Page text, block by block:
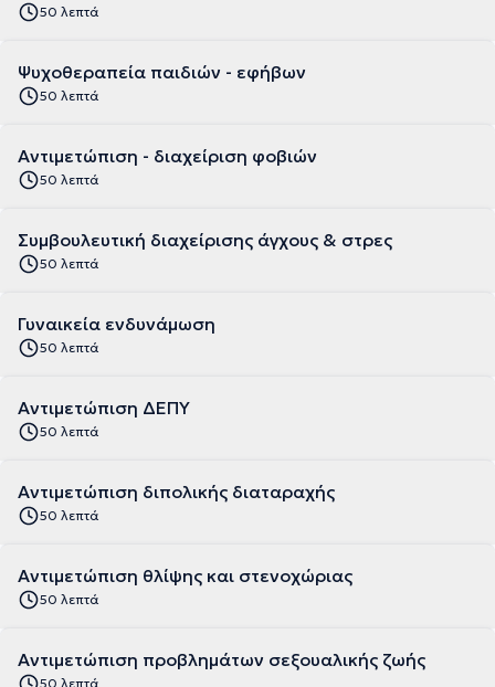
50 λεπτά
Ψυχοθεραπεία παιδιών - εφήβων
50 λεπτά
Αντιμετώπιση - διαχείριση φοβιών
50 λεπτά
Συμβουλευτική διαχείρισης άγχους & στρες
50 λεπτά
Γυναικεία ενδυνάμωση
50 λεπτά
Αντιμετώπιση ΔΕΠΥ
50 λεπτά
Αντιμετώπιση διπολικής διαταραχής
50 λεπτά
Αντιμετώπιση θλίψης και στενοχώριας
50 λεπτά
Αντιμετώπιση προβλημάτων σεξουαλικής ζωής
50 λεπτά